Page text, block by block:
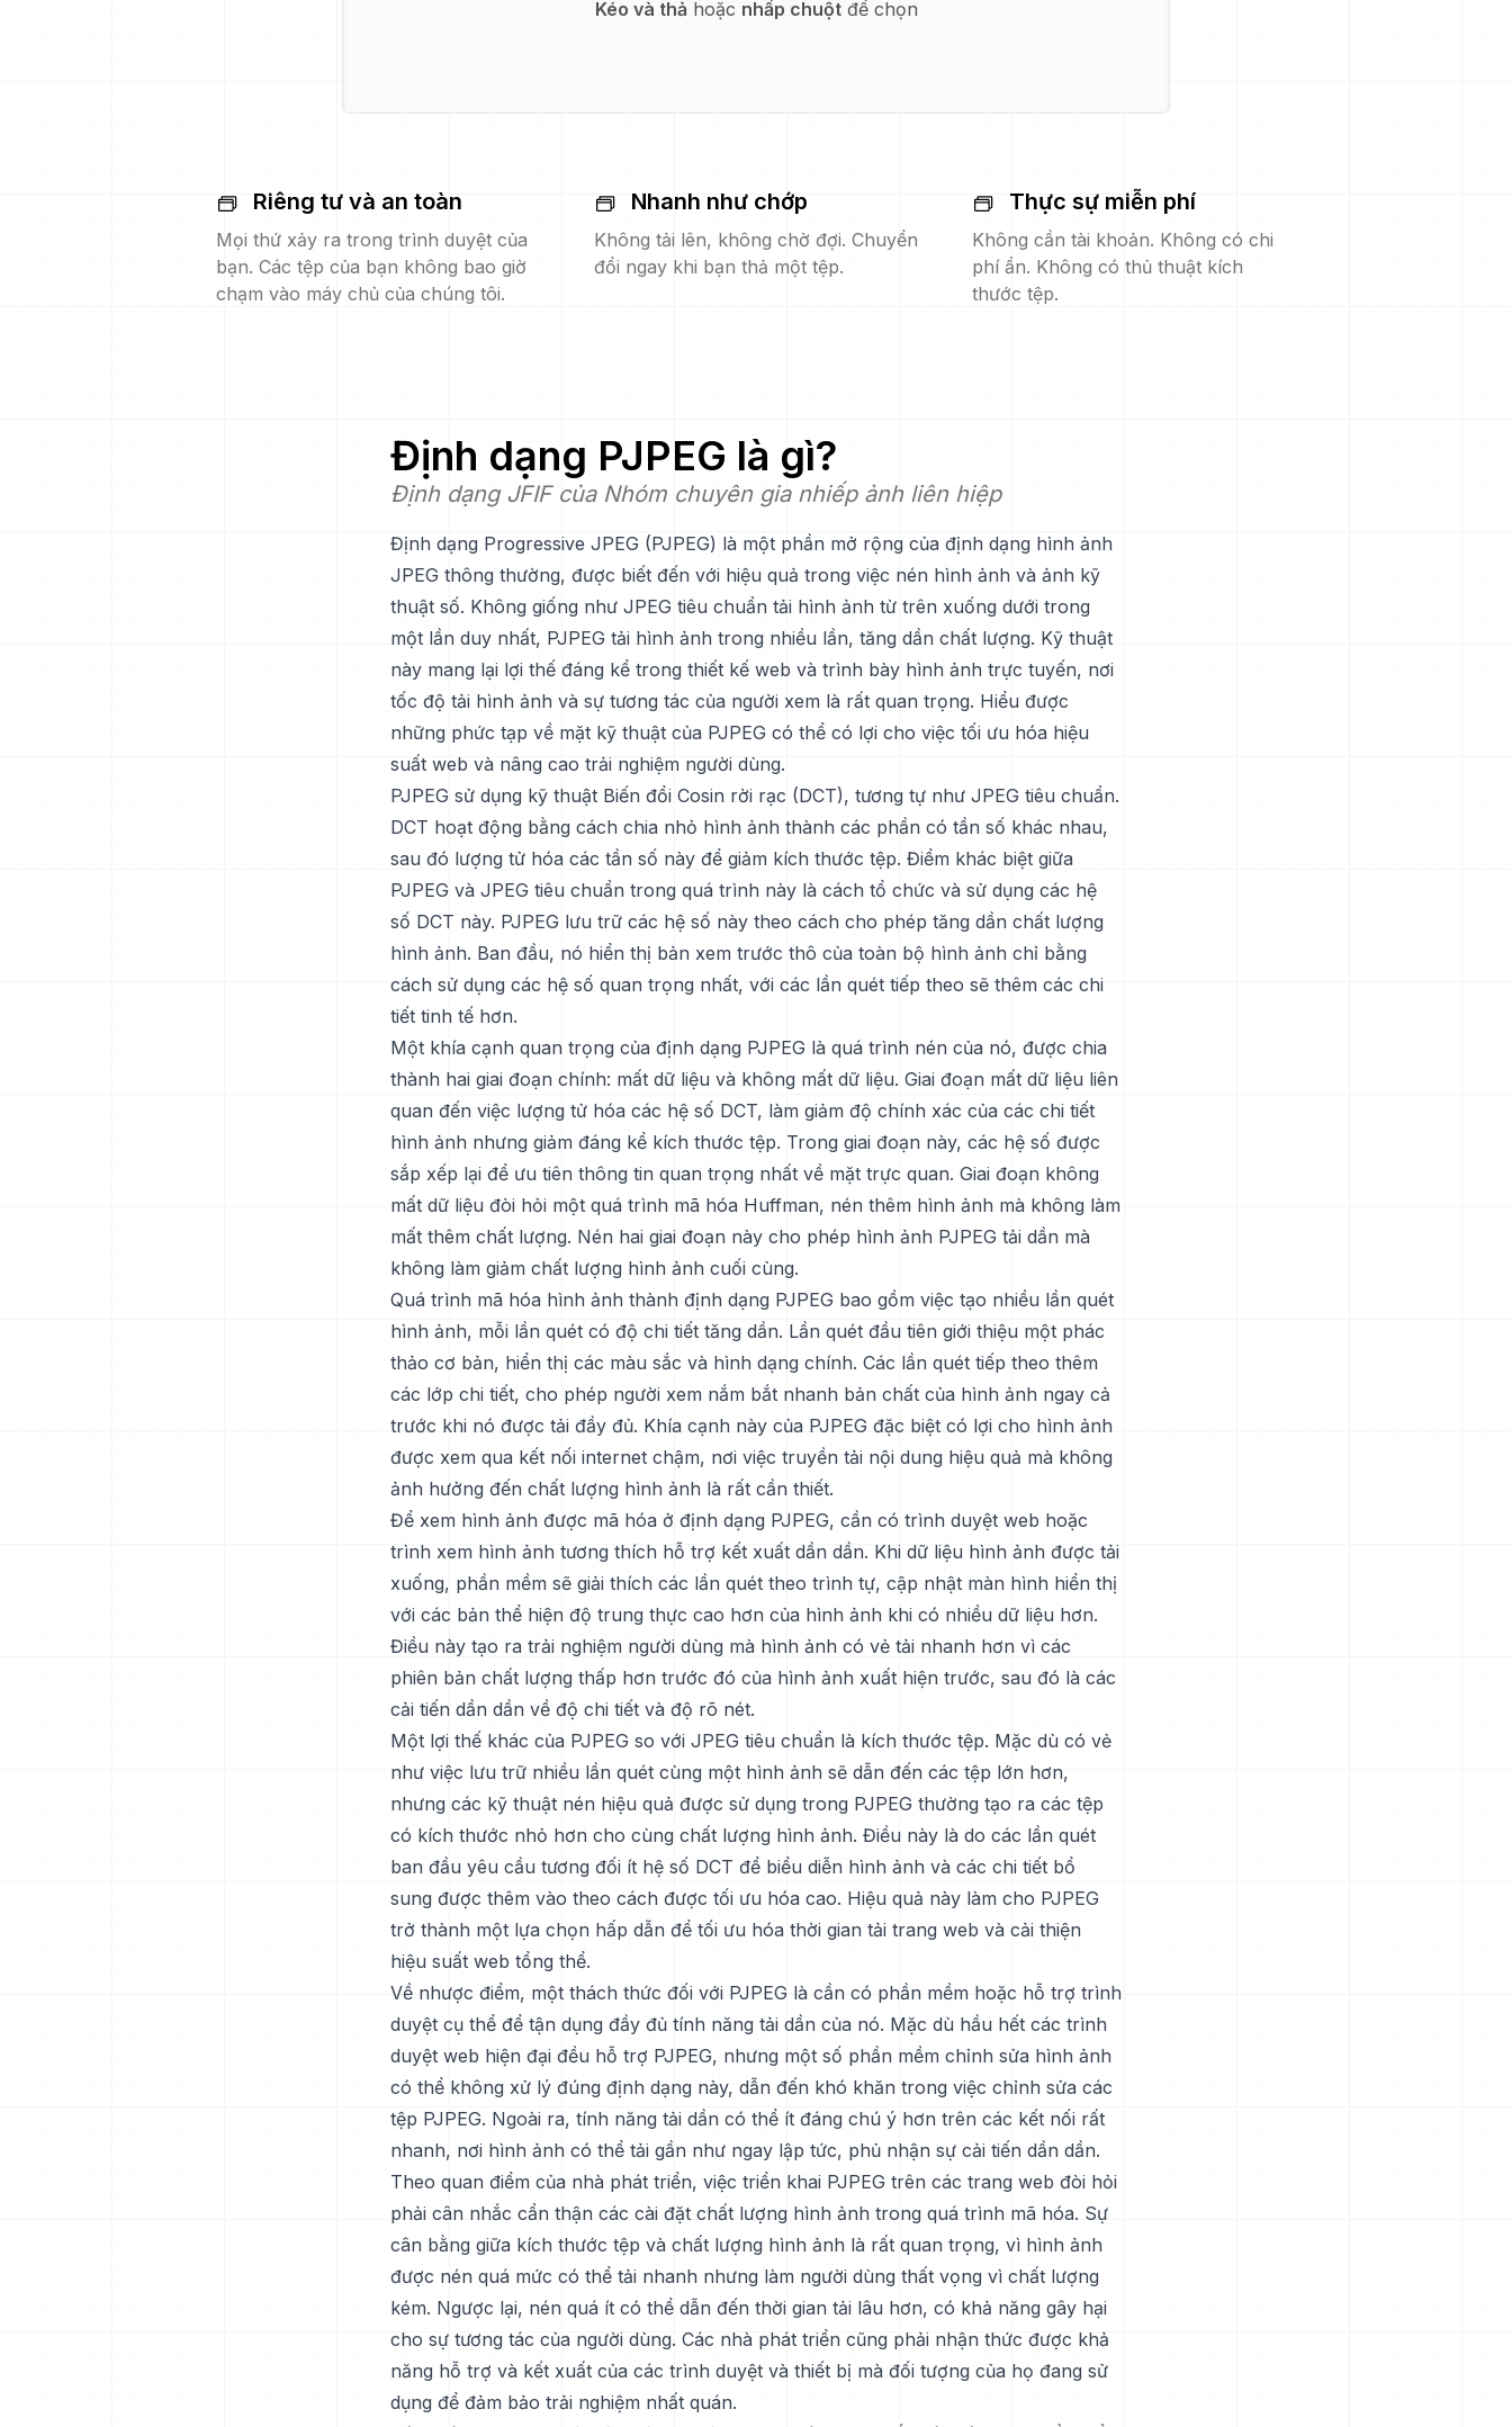
Kéo và thả hoặc nhấp chuộtđể chọn
Riêng tư và an toàn
Mọi thứ xảy ra trong trình duyệt của
bạn. Các tệp của bạn không bao giờ
chạm vào máy chủ của chúng tôi.
Nhanh như chớp
Không tải lên, không chờ đợi. Chuyển
đổi ngay khi bạn thả một tệp.
Thực sự miễn phí
Không cần tài khoản. Không có chi
phí ẩn. Không có thủ thuật kích
thước tệp.
Định dạng PJPEG là gì?
Định dạng JFIF của Nhóm chuyên gia nhiếp ảnh liên hiệp
Định dạng Progressive JPEG (PJPEG) là một phần mở rộng của định dạng hình ảnh
JPEG thông thường, được biết đến với hiệu quả trong việc nén hình ảnh và ảnh kỹ
thuật số. Không giống như JPEG tiêu chuẩn tải hình ảnh từ trên xuống dưới trong
một lần duy nhất, PJPEG tải hình ảnh trong nhiều lần, tăng dần chất lượng. Kỹ thuật
này mang lại lợi thế đáng kể trong thiết kế web và trình bày hình ảnh trực tuyến, nơi
tốc độ tải hình ảnh và sự tương tác của người xem là rất quan trọng. Hiểu được
những phức tạp về mặt kỹ thuật của PJPEG có thể có lợi cho việc tối ưu hóa hiệu
suất web và nâng cao trải nghiệm người dùng.
PJPEG sử dụng kỹ thuật Biến đổi Cosin rời rạc (DCT), tương tự như JPEG tiêu chuẩn.
DCT hoạt động bằng cách chia nhỏ hình ảnh thành các phần có tần số khác nhau,
sau đó lượng tử hóa các tần số này để giảm kích thước tệp. Điểm khác biệt giữa
PJPEG và JPEG tiêu chuẩn trong quá trình này là cách tổ chức và sử dụng các hệ
số DCT này. PJPEG lưu trữ các hệ số này theo cách cho phép tăng dần chất lượng
hình ảnh. Ban đầu, nó hiển thị bản xem trước thô của toàn bộ hình ảnh chỉ bằng
cách sử dụng các hệ số quan trọng nhất, với các lần quét tiếp theo sẽ thêm các chi
tiết tinh tế hơn.
Một khía cạnh quan trọng của định dạng PJPEG là quá trình nén của nó, được chia
thành hai giai đoạn chính: mất dữ liệu và không mất dữ liệu. Giai đoạn mất dữ liệu liên
quan đến việc lượng tử hóa các hệ số DCT, làm giảm độ chính xác của các chi tiết
hình ảnh nhưng giảm đáng kể kích thước tệp. Trong giai đoạn này, các hệ số được
sắp xếp lại để ưu tiên thông tin quan trọng nhất về mặt trực quan. Giai đoạn không
mất dữ liệu đòi hỏi một quá trình mã hóa Huffman, nén thêm hình ảnh mà không làm
mất thêm chất lượng. Nén hai giai đoạn này cho phép hình ảnh PJPEG tải dần mà
không làm giảm chất lượng hình ảnh cuối cùng.
Quá trình mã hóa hình ảnh thành định dạng PJPEG bao gồm việc tạo nhiều lần quét
hình ảnh, mỗi lần quét có độ chi tiết tăng dần. Lần quét đầu tiên giới thiệu một phác
thảo cơ bản, hiển thị các màu sắc và hình dạng chính. Các lần quét tiếp theo thêm
các lớp chi tiết, cho phép người xem nắm bắt nhanh bản chất của hình ảnh ngay cả
trước khi nó được tải đầy đủ. Khía cạnh này của PJPEG đặc biệt có lợi cho hình ảnh
được xem qua kết nối internet chậm, nơi việc truyền tải nội dung hiệu quả mà không
ảnh hưởng đến chất lượng hình ảnh là rất cần thiết.
Để xem hình ảnh được mã hóa ở định dạng PJPEG, cần có trình duyệt web hoặc
trình xem hình ảnh tương thích hỗ trợ kết xuất dần dần. Khi dữ liệu hình ảnh được tải
xuống, phần mềm sẽ giải thích các lần quét theo trình tự, cập nhật màn hình hiển thị
với các bản thể hiện độ trung thực cao hơn của hình ảnh khi có nhiều dữ liệu hơn.
Điều này tạo ra trải nghiệm người dùng mà hình ảnh có vẻ tải nhanh hơn vì các
phiên bản chất lượng thấp hơn trước đó của hình ảnh xuất hiện trước, sau đó là các
cải tiến dần dần về độ chi tiết và độ rõ nét.
Một lợi thế khác của PJPEG so với JPEG tiêu chuẩn là kích thước tệp. Mặc dù có vẻ
như việc lưu trữ nhiều lần quét cùng một hình ảnh sẽ dẫn đến các tệp lớn hơn,
nhưng các kỹ thuật nén hiệu quả được sử dụng trong PJPEG thường tạo ra các tệp
có kích thước nhỏ hơn cho cùng chất lượng hình ảnh. Điều này là do các lần quét
ban đầu yêu cầu tương đối ít hệ số DCT để biểu diễn hình ảnh và các chi tiết bổ
sung được thêm vào theo cách được tối ưu hóa cao. Hiệu quả này làm cho PJPEG
trở thành một lựa chọn hấp dẫn để tối ưu hóa thời gian tải trang web và cải thiện
hiệu suất web tổng thể.
Về nhược điểm, một thách thức đối với PJPEG là cần có phần mềm hoặc hỗ trợ trình
duyệt cụ thể để tận dụng đầy đủ tính năng tải dần của nó. Mặc dù hầu hết các trình
duyệt web hiện đại đều hỗ trợ PJPEG, nhưng một số phần mềm chỉnh sửa hình ảnh
có thể không xử lý đúng định dạng này, dẫn đến khó khăn trong việc chỉnh sửa các
tệp PJPEG. Ngoài ra, tính năng tải dần có thể ít đáng chú ý hơn trên các kết nối rất
nhanh, nơi hình ảnh có thể tải gần như ngay lập tức, phủ nhận sự cải tiến dần dần.
Theo quan điểm của nhà phát triển, việc triển khai PJPEG trên các trang web đòi hỏi
phải cân nhắc cẩn thận các cài đặt chất lượng hình ảnh trong quá trình mã hóa. Sự
cân bằng giữa kích thước tệp và chất lượng hình ảnh là rất quan trọng, vì hình ảnh
được nén quá mức có thể tải nhanh nhưng làm người dùng thất vọng vì chất lượng
kém. Ngược lại, nén quá ít có thể dẫn đến thời gian tải lâu hơn, có khả năng gây hại
cho sự tương tác của người dùng. Các nhà phát triển cũng phải nhận thức được khả
năng hỗ trợ và kết xuất của các trình duyệt và thiết bị mà đối tượng của họ đang sử
dụng để đảm bảo trải nghiệm nhất quán.